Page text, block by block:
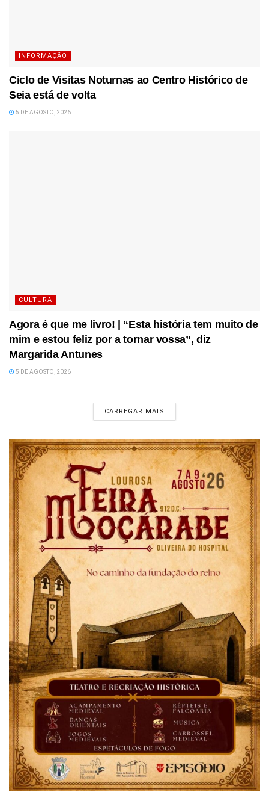
INFORMAÇÃO
Ciclo de Visitas Noturnas ao Centro Histórico de
Seia está de volta
5 DE AGOSTO, 2026
CULTURA
Agora é que me livro! | “Esta história tem muito de
mim e estou feliz por a tornar vossa”, diz
Margarida Antunes
5 DE AGOSTO, 2026
CARREGAR MAIS